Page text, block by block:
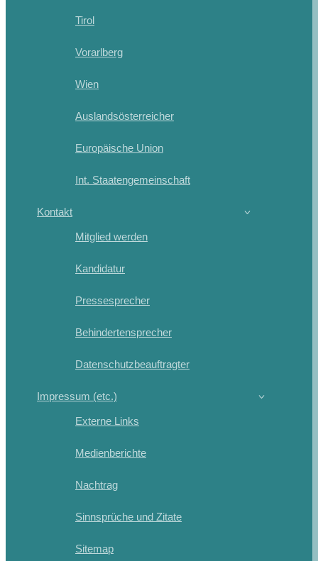
Tirol
Vorarlberg
Wien
Auslandsösterreicher
Europäische Union
Int. Staatengemeinschaft
Kontakt
Mitglied werden
Kandidatur
Pressesprecher
Behindertensprecher
Datenschutzbeauftragter
Impressum (etc.)
Externe Links
Medienberichte
Nachtrag
Sinnsprüche und Zitate
Sitemap